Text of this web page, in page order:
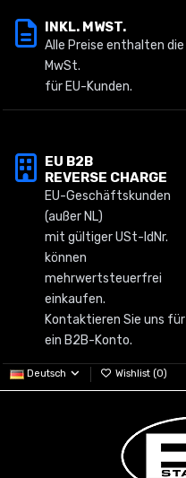
INKL. MWST.
Alle Preise enthalten die
MwSt.
für EU-Kunden.
EU B2B
REVERSE CHARGE
EU-Geschäftskunden
(außer NL)
mit gültiger USt-IdNr.
können
mehrwertsteuerfrei
einkaufen.
Kontaktieren Sie uns für
ein B2B-Konto.
Deutsch Wishlist (0)